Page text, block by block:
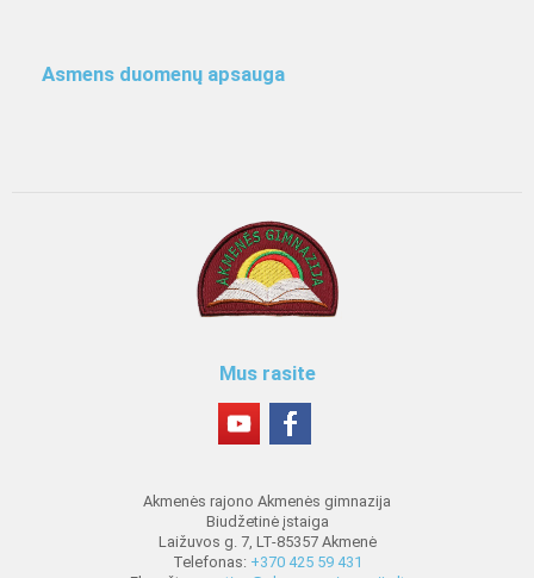
Asmens duomenų apsauga
Mus rasite
Akmenės rajono Akmenės gimnazija
Biudžetinė įstaiga
Laižuvos g. 7, LT-85357 Akmenė
Telefonas: +370 425 59 431